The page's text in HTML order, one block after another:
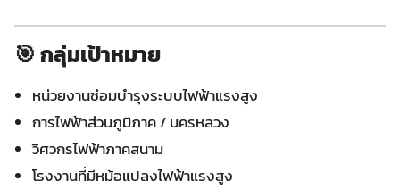
🎯 กลุ่มเป้าหมาย
หน่วยงานซ่อมบำรุงระบบไฟฟ้าแรงสูง
การไฟฟ้าส่วนภูมิภาค / นครหลวง
วิศวกรไฟฟ้าภาคสนาม
โรงงานที่มีหม้อแปลงไฟฟ้าแรงสูง